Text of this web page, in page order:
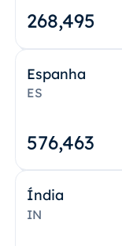
268,495
Espanha
ES
576,463
Índia
IN